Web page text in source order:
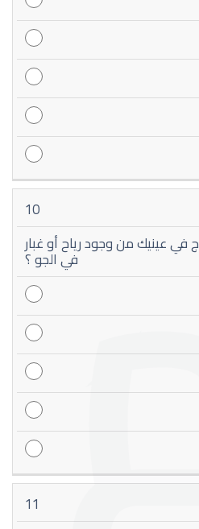
10
في عينيك من وجود رياح أو غبار
في الجو ؟
11